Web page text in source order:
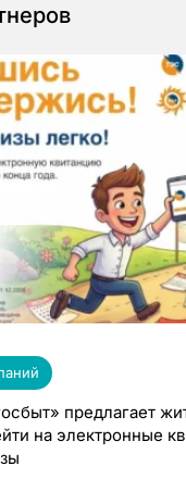
предлагает
на электронные